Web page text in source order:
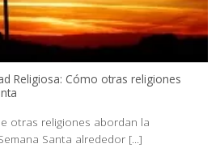
Religiosa: Cómo otras religiones
otras religiones abordan la
Santa alrededor [...]